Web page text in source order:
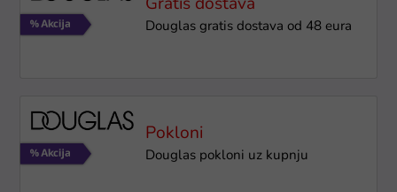
Gratis dostava
Douglas gratis dostava od 48 eura
Pokloni
Douglas pokloni uz kupnju